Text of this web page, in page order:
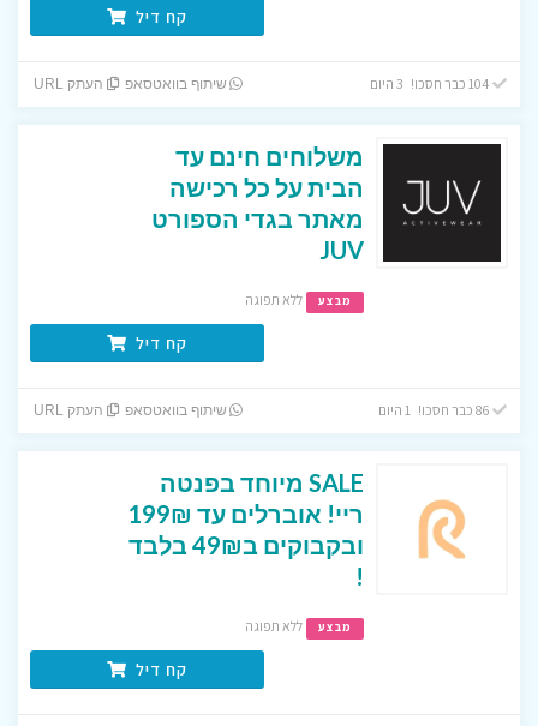
קח דיל
104 כבר חסכו! 3 היום שיתוף בוואטסאפ העתק URL
משלוחים חינם עד
הבית על כל רכישה
מאתר בגדי הספורט
JUV
מבצע ללא תפוגה
קח דיל
86 כבר חסכו! 1 היום שיתוף בוואטסאפ העתק URL
SALE מיוחד בפנטה
ריי! אוברלים עד 199₪
ובקבוקים ב49₪ בלבד
!
מבצע ללא תפוגה
קח דיל